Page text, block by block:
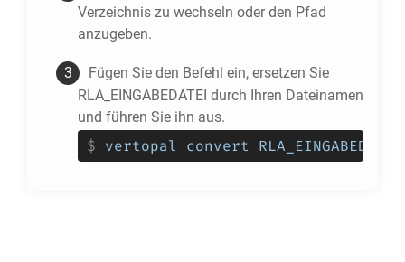
Verzeichnis zu wechseln oder den Pfad
anzugeben.
Fügen Sie den Befehl ein, ersetzen Sie
RLA_EINGABEDATEI durch Ihren Dateinamen
und führen Sie ihn aus.
$ vertopal convert